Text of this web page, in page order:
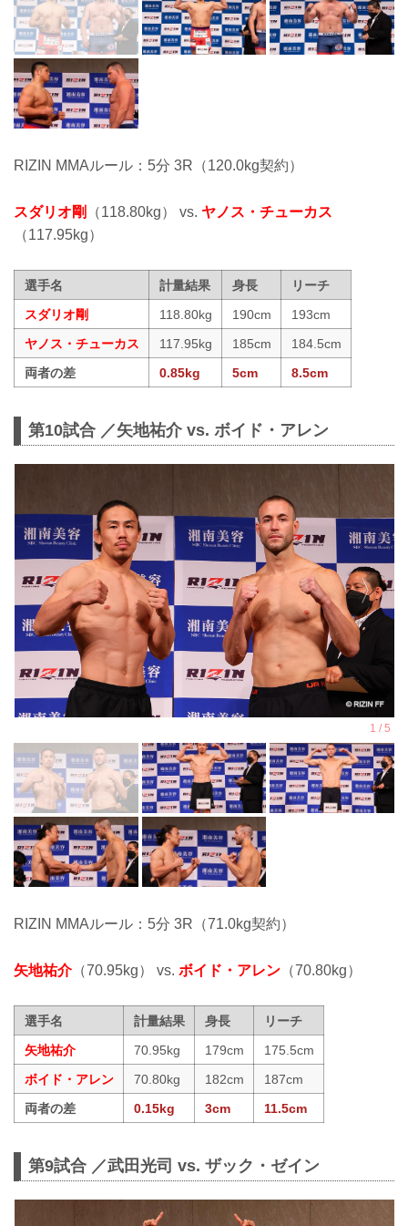
RIZIN MMAルール：5分 3R（120.0kg契約）
スダリオ剛 （118.80kg） vs. ヤノス・チューカス
（117.95kg）
選手名 計量結果 身長
リーチ
スダリオ剛
118.80kg 190cm
193cm
ヤノス・チューカス
117.95kg 185cm
184.5cm
両者の差
0.85kg 5cm 8.5cm
第10試合 ／矢地祐介 vs. ボイド・アレン
RIZIN MMAルール：5分 3R（71.0kg契約）
矢地祐介（70.95kg） vs. ボイド・アレン （70.80kg）
選手名 計量結果 身長
リーチ
矢地祐介
70.95kg 179cm
175.5cm
ボイド・アレン
70.80kg 182cm
187cm
両者の差
0.15kg 3cm 11.5cm
第9試合 ／武田光司 vs. ザック・ゼイン